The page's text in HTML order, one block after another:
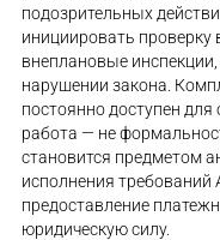
подозрительных
инициировать
внеплановые
нарушении закона.
постоянно доступен
работа — не
становится предметом
исполнения требований
предоставление
юридическую силу.